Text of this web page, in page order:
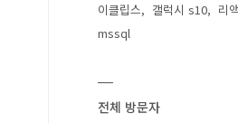
이클립스
갤럭시 s10
리
mssql
전체 방문자